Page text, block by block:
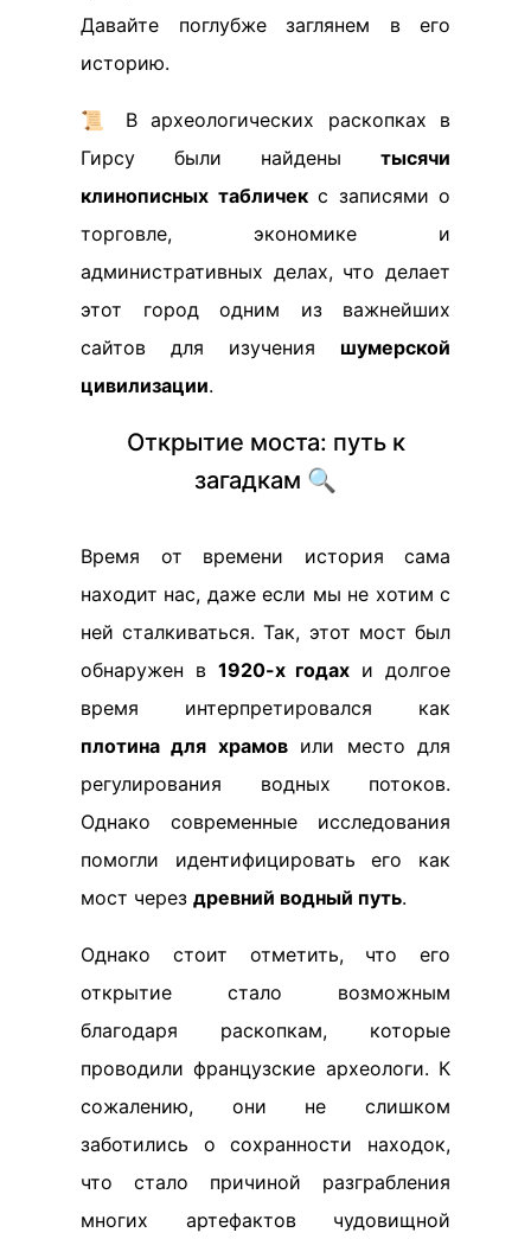
Давайте поглубже заглянем в его
историю.
📜 В археологических раскопках в
Гирсу были найдены тысячи
клинописных табличекс записями о
торговле, экономике и
административных делах, что делает
этот город одним из важнейших
сайтов для изучения шумерской
цивилизации.
Открытие моста: путь к
загадкам 🔍
Время от времени история сама
находит нас, даже если мы не хотим с
ней сталкиваться. Так, этот мост был
обнаружен в 1920-х годах и долгое
время интерпретировался как
плотина для храмовили место для
регулирования водных потоков.
Однако современные исследования
помогли идентифицировать его как
мост через древний водный путь.
Однако стоит отметить, что его
открытие стало возможным
благодаря раскопкам, которые
проводили французские археологи. К
сожалению, они не слишком
заботились о сохранности находок,
что стало причиной разграбления
многих артефактов чудовищной